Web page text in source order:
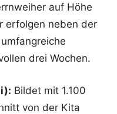
auf Höhe
erfolgen neben der
drei Wochen.
Bildet mit 1.100
von der Kita